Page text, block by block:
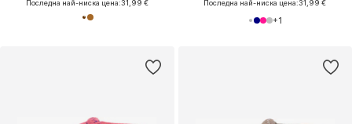
Последна най-ниска цена:31,99 €
Последна най-ниска цена:31,99 €
+1